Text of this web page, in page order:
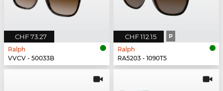
CHF 73.27
Ralph
VVCV - 50033B
CHF 112.15 P
Ralph
RA5203 - 1090T5